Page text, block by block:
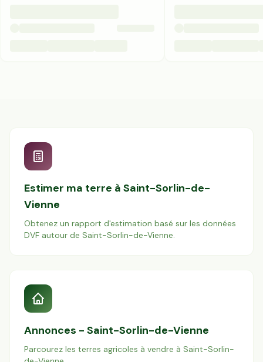
Estimer ma terre à Saint-Sorlin-de-
Vienne
Obtenez un rapport d'estimation basé sur les données
DVF autour de Saint-Sorlin-de-Vienne.
Annonces - Saint-Sorlin-de-Vienne
Parcourez les terres agricoles à vendre à Saint-Sorlin-